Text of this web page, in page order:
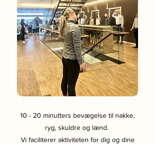
10 - 20 minutters bevægelse til nakke,
ryg, skuldre og lænd.
Vi faciliterer aktiviteten for dig og dine